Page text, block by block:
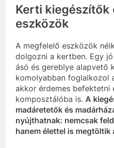
Kerti kiegészítők
eszközök
A megfelelő eszközök
dolgozni a kertben. Egy
ásó és gereblye alapvető
komolyabban foglalkozol
akkor érdemes
komposztálóba is. A
madáretetők és
nyújthatnak: nemcsak
hanem élettel is megtöltik